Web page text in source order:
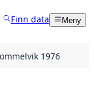
Finn data Meny
1976